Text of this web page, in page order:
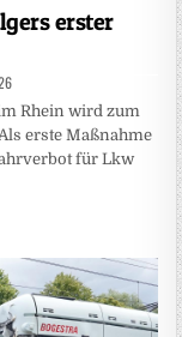
erster
Rhein wird zum
erste Maßnahme
für Lkw